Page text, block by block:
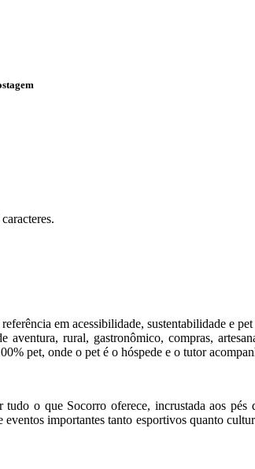
em acessibilidade, sustentabilidade e
aventura, rural, gastronômico, compras,
pet, onde o pet é o hóspede e o tutor
o que Socorro oferece, incrustada aos
importantes tanto esportivos quanto